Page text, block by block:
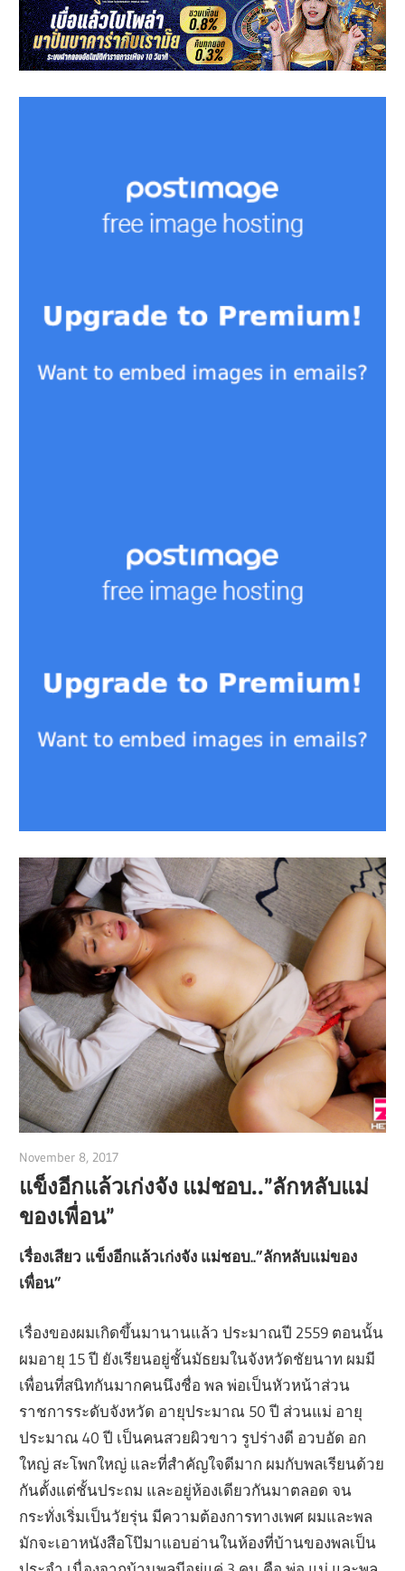
November 8, 2017
แข็งอีกแล้วเก่งจัง แม่ชอบ..”ลักหลับแม่
ของเพื่อน”
เรื่องเสียว แข็งอีกแล้วเก่งจัง แม่ชอบ..”ลักหลับแม่ของ
เพื่อน”
เรื่องของผมเกิดขึ้นมานานแล้ว ประมาณปี 2559 ตอนนั้น
ผมอายุ 15 ปี ยังเรียนอยู่ชั้นมัธยมในจังหวัดชัยนาท ผมมี
เพื่อนที่สนิทกันมากคนนึงชื่อ พล พ่อเป็นหัวหน้าส่วน
ราชการระดับจังหวัด อายุประมาณ 50 ปี ส่วนแม่ อายุ
ประมาณ 40 ปี เป็นคนสวยผิวขาว รูปร่างดี อวบอัด อก
ใหญ่ สะโพกใหญ่ และที่สำคัญใจดีมาก ผมกับพลเรียนด้วย
กันตั้งแต่ชั้นประถม และอยู่ห้องเดียวกันมาตลอด จน
กระทั่งเริ่มเป็นวัยรุ่น มีความต้องการทางเพศ ผมและพล
มักจะเอาหนังสือโป๊มาแอบอ่านในห้องที่บ้านของพลเป็น